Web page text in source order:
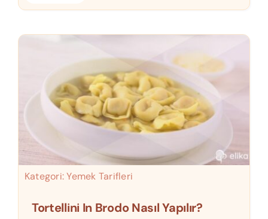
Kategori:Yemek Tarifleri
Tortellini In Brodo Nasıl Yapılır?